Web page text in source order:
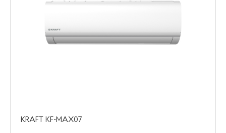
KRAFT KF-MAX07